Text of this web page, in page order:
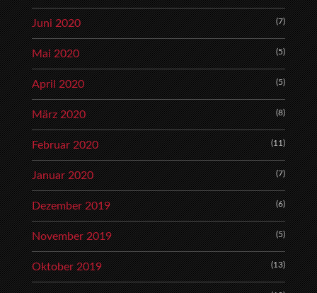
Juni 2020 (7)
Mai 2020 (5)
April 2020 (5)
März 2020 (8)
Februar 2020 (11)
Januar 2020 (7)
Dezember 2019 (6)
November 2019 (5)
Oktober 2019 (13)